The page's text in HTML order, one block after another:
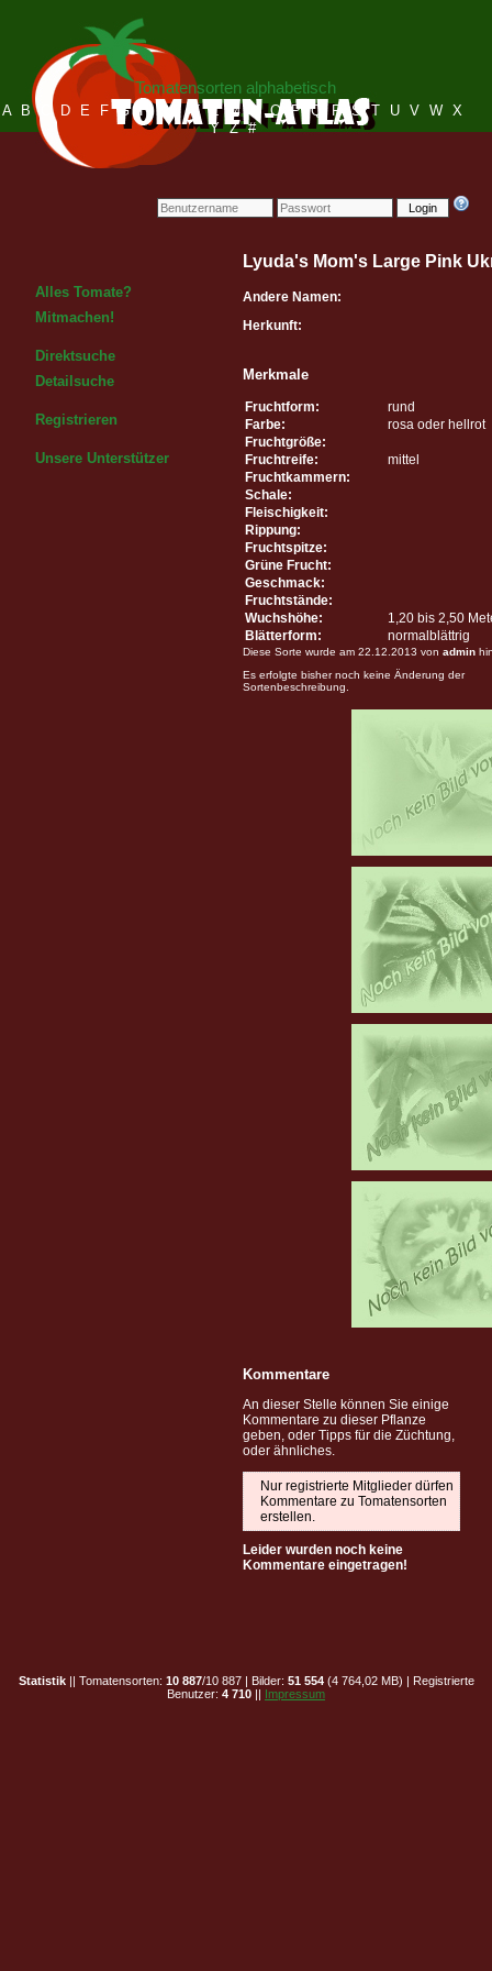
Login
Tomatensorten alphabetisch
A B C D E F G H I J K L M N O P Q R S T U V W X
Y Z #
Alles Tomate?
Mitmachen!
Direktsuche
Detailsuche
Registrieren
Unsere Unterstützer
Lyuda's Mom's Large Pink
Andere Namen:
Herkunft:
Merkmale
Fruchtform:
rund
Farbe:
rosa oder hellrot
Fruchtgröße:
Fruchtreife:
mittel
Fruchtkammern:
Schale:
Fleischigkeit:
Rippung:
Fruchtspitze:
Grüne Frucht:
Geschmack:
Fruchtstände:
Wuchshöhe:
1,20 bis 2,50
Blätterform:
normalblättrig
Diese Sorte wurde am 22.12.2013 von admin
Es erfolgte bisher noch keine Änderung der
Sortenbeschreibung.
Kommentare
An dieser Stelle können Sie einige
Kommentare zu dieser Pflanze
geben, oder Tipps für die Züchtung,
oder ähnliches.
Nur registrierte Mitglieder dürfen
Kommentare zu Tomatensorten
erstellen.
Leider wurden noch keine
Kommentare eingetragen!
Statistik|| Tomatensorten: 10 887/10 887 | Bilder: 51 554(4 764,02 MB) | Registrierte
Benutzer: 4 710 || Impressum